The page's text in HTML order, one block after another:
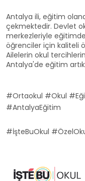
Antalya ili, eğitim
çekmektedir. Devlet
merkezleriyle
öğrenciler için kaliteli
Ailelerin okul
Antalya'de eğitim
#Ortaokul #Okul
#AntalyaEğitim
#İşteBuOkul